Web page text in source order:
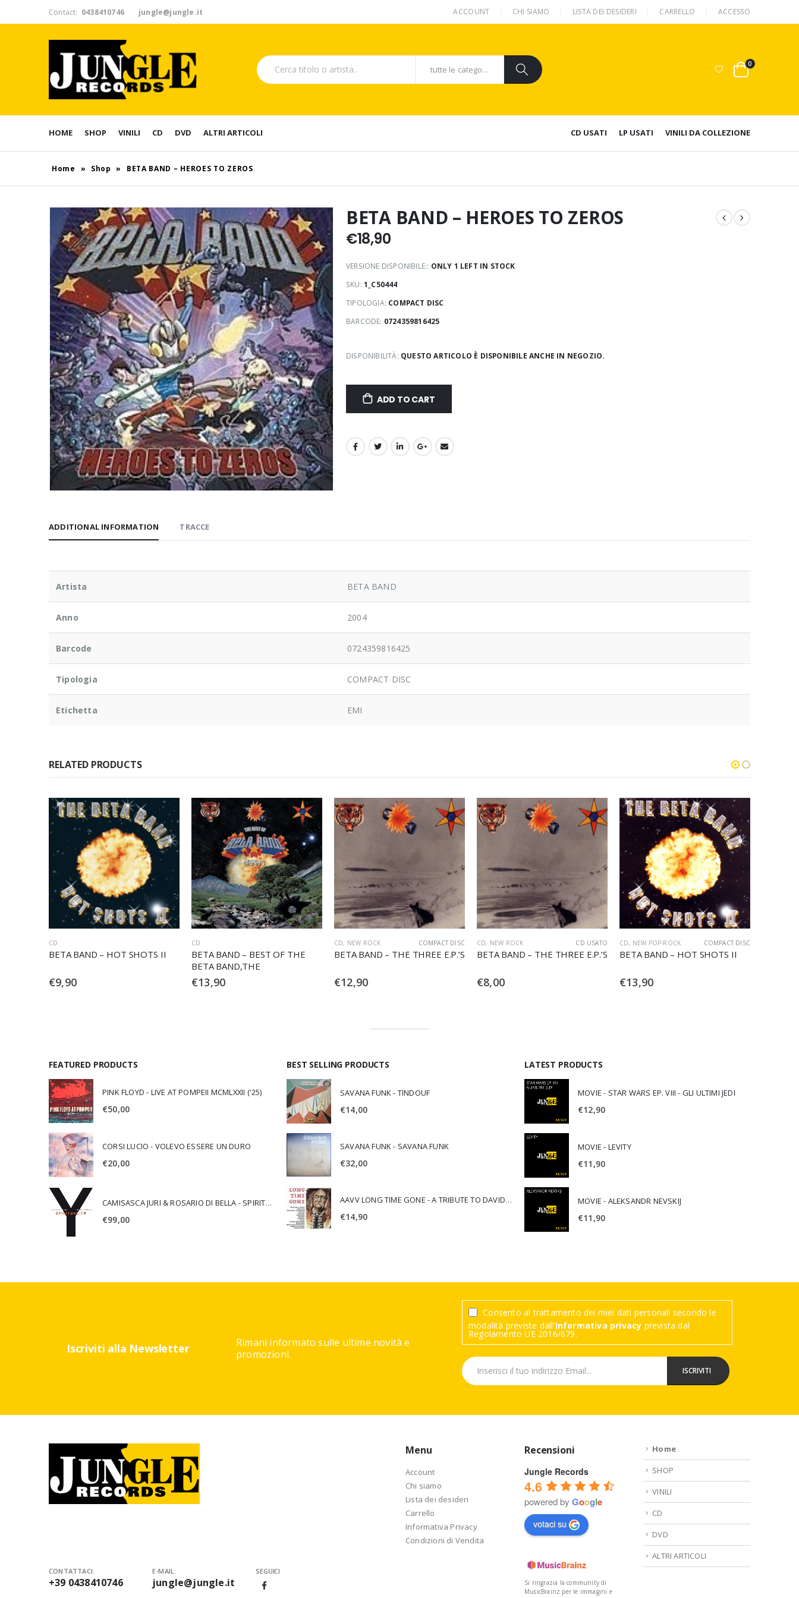
Contact: 0438410746 jungle@jungle.it ACCOUNT CHI SIAMO LISTA DEI DESIDERI CARRELLO ACCESSO
tutte le categorie
0
HOME SHOP VINILI CD DVD ALTRI ARTICOLI CD USATI LP USATI VINILI DA COLLEZIONE
Home » Shop » BETA BAND – HEROES TO ZEROS
BETA BAND – HEROES TO ZEROS
€18,90
VERSIONE DISPONIBILE:: ONLY 1 LEFT IN STOCK
SKU: 1_C50444
TIPOLOGIA: COMPACT DISC
BARCODE: 0724359816425
DISPONIBILITÀ: QUESTO ARTICOLO È DISPONIBILE ANCHE IN NEGOZIO.
ADD TO CART
ADDITIONAL INFORMATION TRACCE
Artista BETA BAND
Anno 2004
Barcode 0724359816425
Tipologia COMPACT DISC
Etichetta EMI
RELATED PRODUCTS
CD
BETA BAND – BEST OF THE
€13,90
CD
BETA BAND – THE THREE E.P.’S
€12,90
CD USATO
CD, NEW ROCK
BETA BAND – THE THREE E.P.’S
€8,00
COMPACT DISC
CD, NEW POP-ROCK
BETA BAND – HOT SHOTS II
€13,90
CD USATO
CD, NEW POP-ROCK
BETA BAND – HOT SHOTS II
€5,00
FEATURED PRODUCTS
PINK FLOYD - LIVE AT POMPEII MCMLXXII ('25)
€50,00
CORSI LUCIO - VOLEVO ESSERE UN DURO
€20,00
CAMISASCA JURI & ROSARIO DI BELLA - SPIRITUALITY
€99,00
BEST SELLING PRODUCTS
SAVANA FUNK - TINDOUF
€14,00
SAVANA FUNK - SAVANA FUNK
€32,00
AAVV LONG TIME GONE - A TRIBUTE TO DAVID CROSBY
€14,90
LATEST PRODUCTS
MOVIE - STAR WARS EP. VIII - GLI ULTIMI JEDI
€12,90
MOVIE - LEVITY
€11,90
MOVIE - ALEKSANDR NEVSKIJ
€11,90
Iscriviti alla Newsletter
Rimani informato sulle ultime novità e
promozioni.
Consento al trattamento dei miei dati personali secondo le
modalità previste dall'Informativa privacy prevista dal
Regolamento UE 2016/679.
CONTATTACI:
+39 0438410746
E-MAIL:
jungle@jungle.it
SEGUICI
Menu
Account
Chi siamo
Lista dei desideri
Carrello
Informativa Privacy
Condizioni di Vendita
Recensioni
Jungle Records
4.6
powered by Google
votaci su
Si ringrazia la community di
MusicBrainz per le immagini e
Home
SHOP
VINILI
CD
DVD
ALTRI ARTICOLI